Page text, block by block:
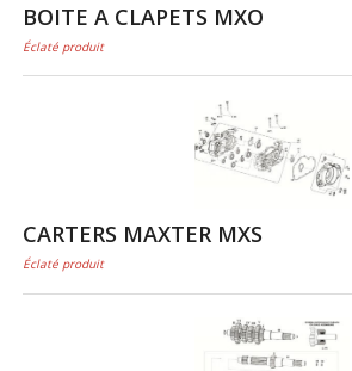
BOITE A CLAPETS MXO
Éclaté produit
CARTERS MAXTER MXS
Éclaté produit